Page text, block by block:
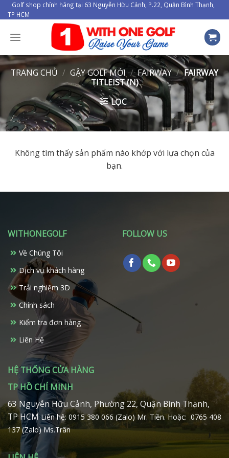
Skip
to
content
Golf shop chính hãng tại 63 Nguyễn Hữu Cảnh, P.22, Quận Bình Thạnh,
TP HCM
TRANG CHỦ / GẬY GOLF MỚI / FAIRWAY / FAIRWAY
TITLEIST (N)
LỌC
Không tìm thấy sản phẩm nào khớp với lựa chọn của
bạn.
WITHONEGOLF
Về Chúng Tôi
Dịch vụ khách hàng
Trải nghiệm 3D
Chính sách
Kiểm tra đơn hàng
Liên Hệ
FOLLOW US
HỆ THỐNG CỬA HÀNG
TP HỒ CHÍ MINH
63 Nguyễn Hữu Cảnh, Phường 22, Quận Bình Thạnh,
TP HCMLiên hệ: 0915 380 066 (Zalo) Mr. Tiền.Hoặc: 0765 408
137 (Zalo) Ms.Trân